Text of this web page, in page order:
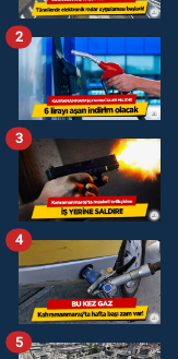
2
3
4
5